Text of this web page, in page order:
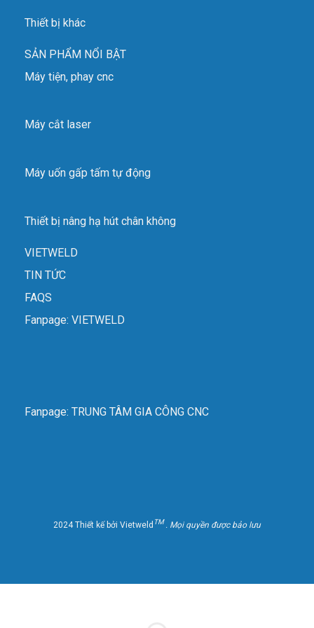
Thiết bị khác
SẢN PHẨM NỔI BẬT
Máy tiện, phay cnc
Máy cắt laser
Máy uốn gấp tấm tự động
Thiết bị nâng hạ hút chân không
VIETWELD
TIN TỨC
FAQS
Fanpage: VIETWELD
Fanpage: TRUNG TÂM GIA CÔNG CNC
2024 Thiết kế bởi Vietweld TM . Mọi quyền được bảo lưu